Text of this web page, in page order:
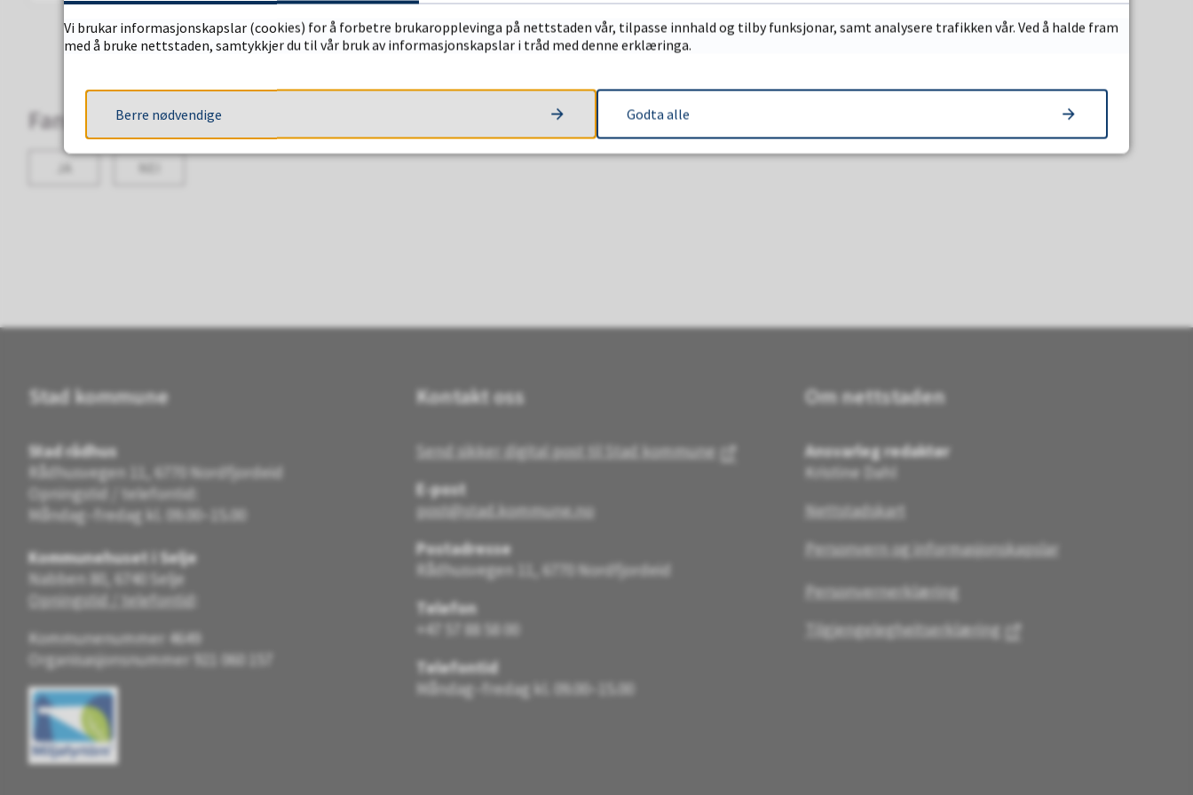
Fann du det du leita etter?
Stad kommune
Stad rådhus
Rådhusvegen 11, 6770 Nordfjordeid
Opningstid / telefontid:
Måndag–fredag kl. 09.00–15.00
Kommunehuset i Selje
Nabben 80, 6740 Selje
Opningstid / telefontid
Kommunenummer 4649
Organisasjonsnummer 921 060 157
Kontakt oss
Send sikker digital post til Stad kommune
E-post
post@stad.kommune.no
Postadresse
Rådhusvegen 11, 6770 Nordfjordeid
Telefon
+47 57 88 58 00
Telefontid
Måndag–fredag kl. 09.00–15.00
Om nettstaden
Ansvarleg redaktør
Kristine Dahl
Nettstadskart
Personvern og informasjonskapslar
Personvernerklæring
Tilgjengelegheitserklæring
Vi brukar informasjonskapslar (cookies) for å forbetre brukaropplevinga på nettstaden vår, tilpasse innhald og tilby funksjonar, samt analysere trafikken vår. Ved å halde fram
med å bruke nettstaden, samtykkjer du til vår bruk av informasjonskapslar i tråd med denne erklæringa.
Berre nødvendige Godta alle